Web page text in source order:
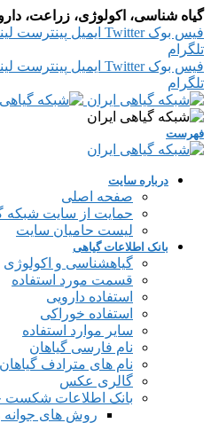
گیاه شناسی، اکولوژی، زراعت،
فیس بوک Twitter ایمیل پینترست
تلگرام
فیس بوک Twitter ایمیل پینترست
تلگرام
فهرست
درباره سایت
صفحه اصلی
حمایت از سایت شبکه
لیست حامیان سایت
بانک اطلاعات گیاهی
گیاهشناسی و اکولوژی
قسمت مورد استفاده
استفاده دارویی
استفاده خوراکی
سایر موارد استفاده
نام فارسی گیاهان
نام های مترادف گیاهان
گالری عکس
بانک اطلاعات شکست
روش های جوانه